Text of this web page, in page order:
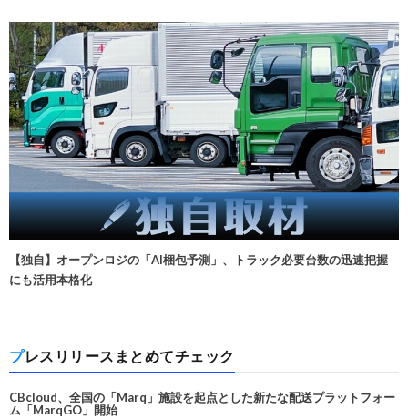
【独自】オープンロジの「AI梱包予測」、トラック必要台数の迅速把握
にも活用本格化
プレスリリースまとめてチェック
CBcloud、全国の「Marq」施設を起点とした新たな配送プラットフォー
ム「MarqGO」開始